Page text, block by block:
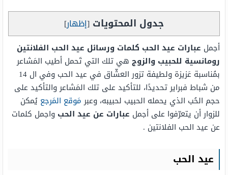
جدول المحتويات [إظهار]
أجمل عبارات عيد الحب كلمات ورسائل عيد الحب الفلانتين
رومانسية للحبيب والزوج هي تلك التي تَحمل أطيب المَشاعر
بمُناسبة عَزيزة ولطيفة تزور العشّاق في عيد الحب وفي ال 14
من شباط فبراير تحديدًا، للتأكيد على تلك المَشاعر والتأكيد على
حجم الحُب الذي يحمله الحبيب لحبيبه، وعبرمَوقع المَرجع يُمكن
للزوار أن يتعرّفوا على أجمل عبارات عن عيد الحب واجمل كلمات
عن عيد الحب الفلانتين .
عيد الحب